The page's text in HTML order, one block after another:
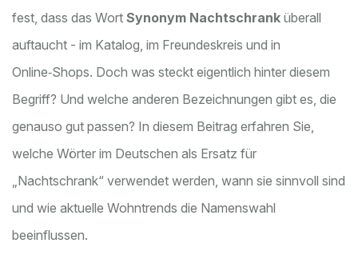
fest, dass das Wort Synonym Nachtschrank überall
auftaucht - im Katalog, im Freundeskreis und in
Online‑Shops. Doch was steckt eigentlich hinter diesem
Begriff? Und welche anderen Bezeichnungen gibt es, die
genauso gut passen? In diesem Beitrag erfahren Sie,
welche Wörter im Deutschen als Ersatz für
„Nachtschrank“ verwendet werden, wann sie sinnvoll sind
und wie aktuelle Wohntrends die Namenswahl
beeinflussen.